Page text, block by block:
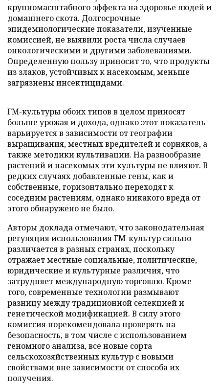
крупномасштабного эффекта на здоровье людей и
домашнего скота. Долгосрочные
эпидемиологические показатели, изученные
комиссией, не выявили роста числа случаев
онкологическими и другими заболеваниями.
Определенную пользу приносит то, что продукты
из злаков, устойчивых к насекомым, меньше
загрязнены инсектицидами.
ГМ-культуры обоих типов в целом приносят
больше урожая и дохода, однако этот показатель
варьируется в зависимости от географии
выращивания, местных вредителей и сорняков, а
также методики культивации. На разнообразие
растений и насекомых эти культуры не влияют. В
редких случаях добавленные гены, как и
собственные, горизонтально переходят к
соседним растениям, однако никакого вреда от
этого обнаружено не было.
Авторы доклада отмечают, что законодательная
регуляция использования ГМ-культур сильно
различается в разных странах, поскольку
отражает местные социальные, политические,
юридические и культурные различия, что
затрудняет международную торговлю. Кроме
того, современные технологии размывают
разницу между традиционной селекцией и
генетической модификацией. В силу этого
комиссия порекомендовала проверять на
безопасность, в том числе с использованием
геномного анализа, все новые сорта
сельскохозяйственных культур с новыми
свойствами вне зависимости от способа их
получения.